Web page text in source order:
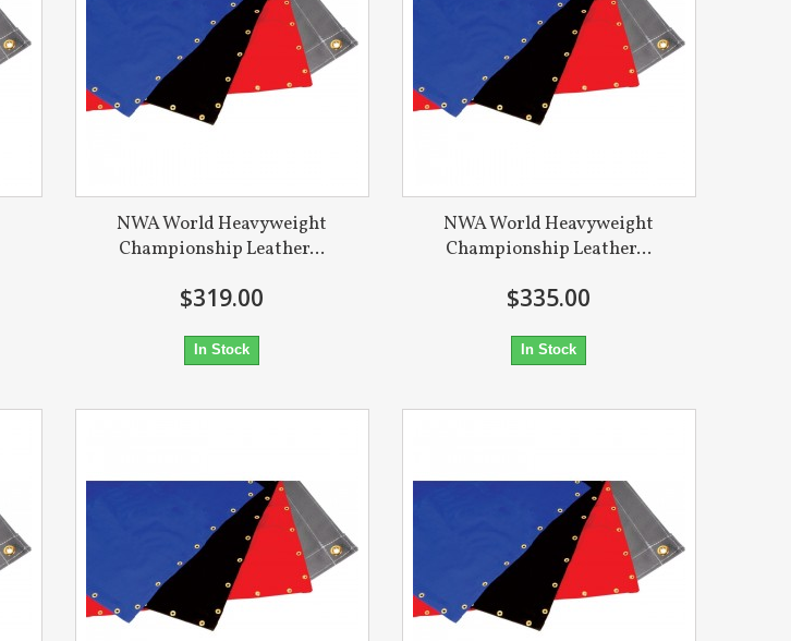
NWA World Heavyweight
Championship Leather...
$319.00
In Stock
NWA World Heavyweight
Championship Leather...
$335.00
In Stock